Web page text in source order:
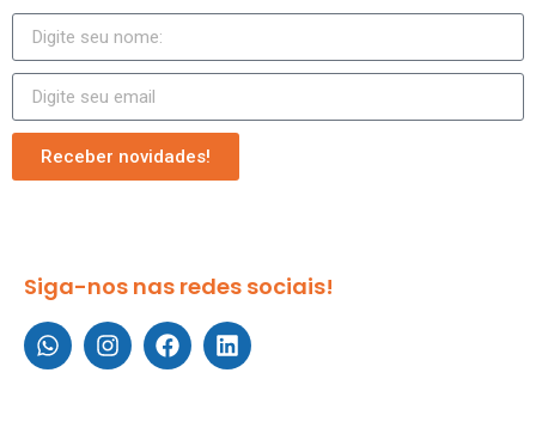
Receber novidades!
Siga-nos nas redes sociais!